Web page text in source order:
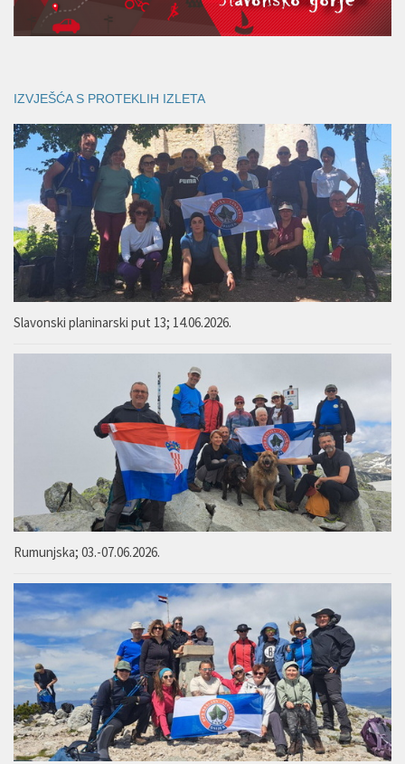
IZVJEŠĆA S PROTEKLIH IZLETA
Slavonski planinarski put 13; 14.06.2026.
Rumunjska; 03.-07.06.2026.